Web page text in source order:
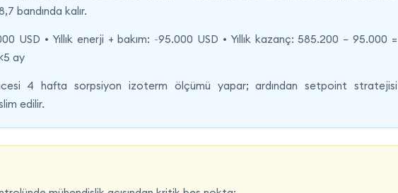
bandında kalır.
USD • Yıllık enerji + bakım: ~95.000 USD • Yıllık kazanç: 585.200 − 95.000 =
ay
4 hafta sorpsiyon izoterm ölçümü yapar; ardından setpoint stratejisi
edilir.